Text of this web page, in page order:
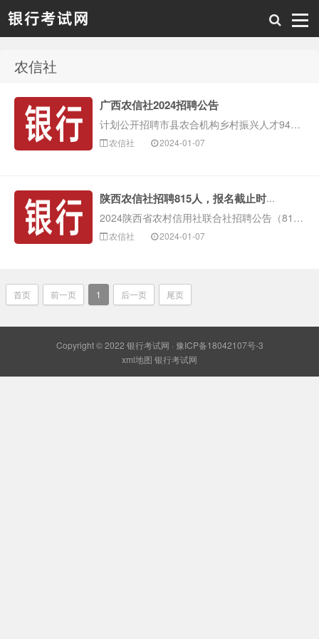
农信社
广西农信社2024招聘公告
计划公开招聘市县农合机构乡村振兴人才946人，其中校招类岗位486人、社招类岗位460人。
农信社 2024-01-07
陕西农信社招聘815人，报名截止时间到2024年1月7日。
2024陕西省农村信用社联合社招聘公告（815人），网上报名时间是2023年12月25日至2024年1月7日，报名链接是：https://sxnx20···
农信社 2024-01-07
首页 前一页 1 后一页 尾页
Copyright © 2022 银行考试网 · 豫ICP备18042107号-3
xml地图 银行考试网